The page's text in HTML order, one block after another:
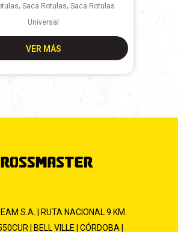
, Saca Rotulas, Saca Rotulas
Universal
VER MÁS
S.A. | RUTA NACIONAL 9 KM.
| BELL VILLE | CÓRDOBA |